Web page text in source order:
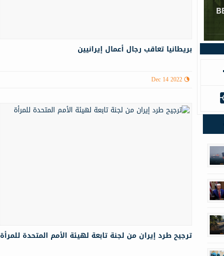
بريطانيا تعاقب رجال أعمال إيرانيين
Dec 14 2022
ترجيح طرد إيران من لجنة تابعة لهيئة الأمم المتحدة للمرأة